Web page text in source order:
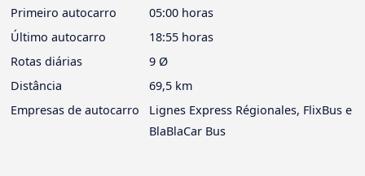
Primeiro autocarro
05:00 horas
Último autocarro
18:55 horas
Rotas diárias
9 Ø
Distância
69,5 km
Empresas de autocarro
Lignes Express Régionales, FlixBus e
BlaBlaCar Bus